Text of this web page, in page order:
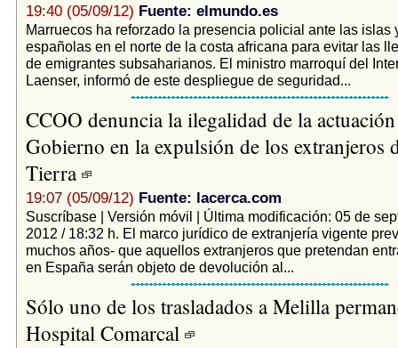
19:40 (05/09/12) Fuente: elmundo.es
Marruecos ha reforzado la presencia policial ante las islas
españolas en el norte de la costa africana para evitar las
de emigrantes subsaharianos. El ministro marroquí del
Laenser, informó de este despliegue de seguridad...
CCOO denuncia la ilegalidad de la
Gobierno en la expulsión de los extranjeros
Tierra
19:07 (05/09/12) Fuente: lacerca.com
Suscríbase | Versión móvil | Última modificación: 05 de
2012 / 18:32 h. El marco jurídico de extranjería vigente
muchos años- que aquellos extranjeros que pretendan
en España serán objeto de devolución al...
Sólo uno de los trasladados a Melilla
Hospital Comarcal